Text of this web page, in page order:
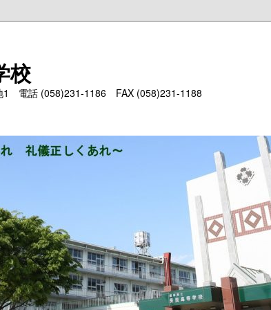
校
1 電話 (058)231-1186 FAX (058)231-1188